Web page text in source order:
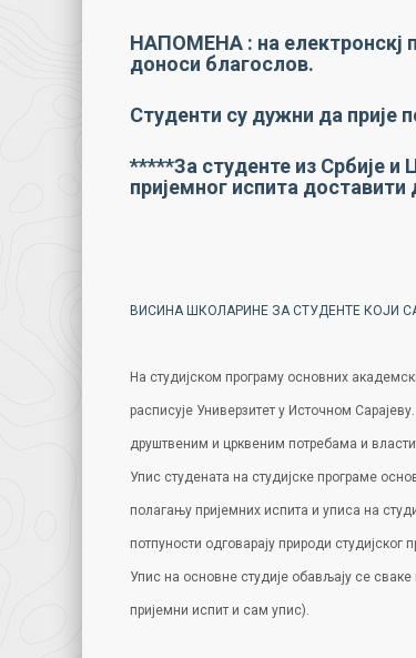
НАПОМЕНА : на електронскј
доноси благослов.
Студенти су дужни да прије
*****За студенте из Србије
пријемног испита
ВИСИНА ШКОЛАРИНЕ ЗА СТУДЕНТЕ КОЈИ
На студијском програму основних
расписује Универзитет у Источном
друштвеним и црквеним потребама и
Упис студената на студијске програме
полагању пријемних испита и уписа на
потпуности одговарају природи студијског
Упис на основне студије обављају се
пријемни испит и сам упис).